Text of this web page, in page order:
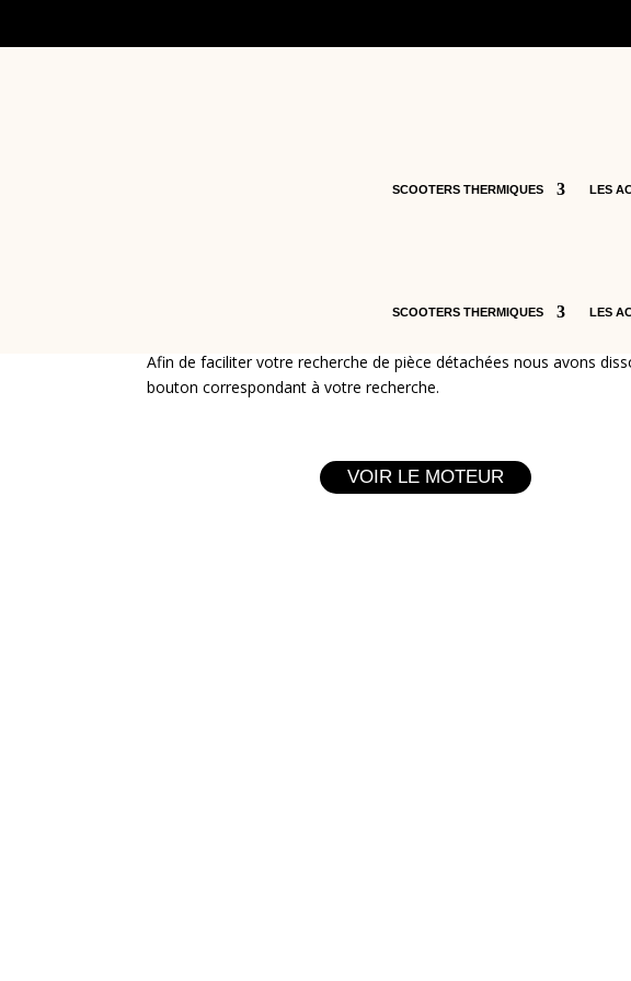
SCOOTERS THERMIQUES LES
SCOOTERS THERMIQUES LES
Afin de faciliter votre recherche de pièce détachées nous avons
bouton correspondant à votre recherche.
VOIR LE MOTEUR